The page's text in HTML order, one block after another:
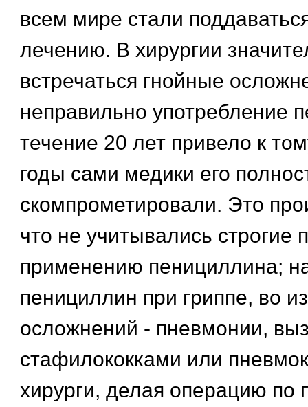
всем мире стали
лечению. В хирургии
встречаться гнойные
неправильно употребление
течение 20 лет привело к
годы сами медики его
скомпрометировали. Это
что не учитывались строгие
применению пенициллина;
пенициллин при гриппе, во
осложнений - пневмонии,
стафилококками или
хирурги, делая операцию по